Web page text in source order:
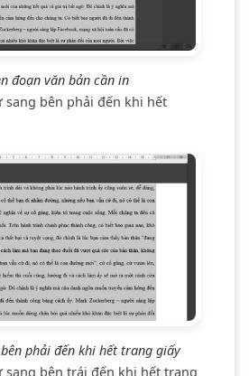
đoạn văn bản cần in
sang bên phải đến khi hết
phải đến khi hết trang giấy
sang bên trái đến khi hết trang